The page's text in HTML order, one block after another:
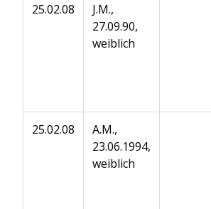
25.02.08
J.M.,
27.09.90,
weiblich
25.02.08
A.M.,
23.06.1994,
weiblich